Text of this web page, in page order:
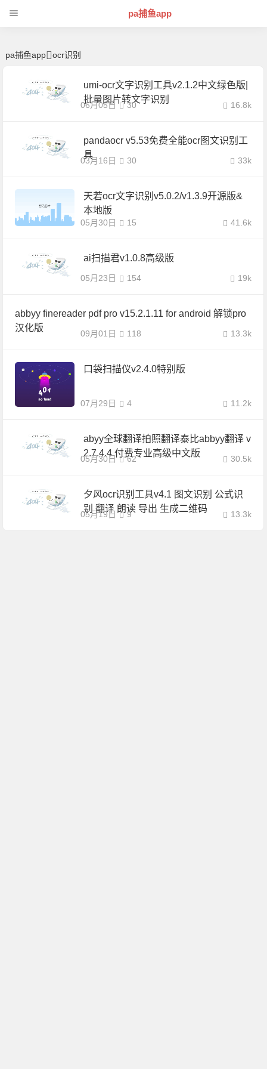
pa捕鱼app
pa捕鱼app ocr识别
umi-ocr文字识别工具v2.1.2中文绿色版|
批量图片转文字识别
06月05日 16.8k
30
pandaocr v5.53免费全能ocr图文识别工
具
03月16日 33k
30
天若ocr文字识别v5.0.2/v1.3.9开源版&
本地版
05月30日 41.6k
15
ai扫描君v1.0.8高级版
05月23日 19k
154
abbyy finereader pdf pro v15.2.1.11 for android 解锁pro
汉化版
09月01日 13.3k
118
口袋扫描仪v2.4.0特别版
07月29日 11.2k
4
abyy全球翻译拍照翻译泰比abbyy翻译 v
2.7.4.4 付费专业高级中文版
05月30日 30.5k
62
夕风ocr识别工具v4.1 图文识别 公式识
别 翻译 朗读 导出 生成二维码
05月19日 13.3k
9